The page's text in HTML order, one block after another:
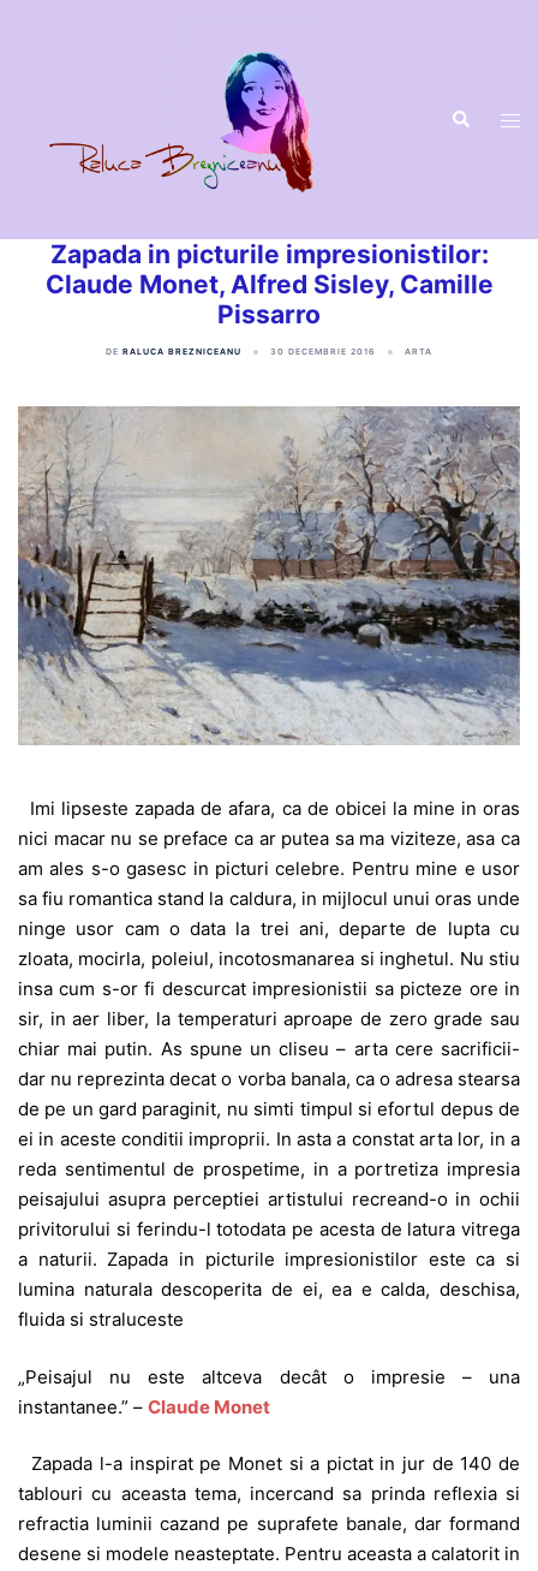
Zapada in picturile impresionistilor:
Claude Monet, Alfred Sisley, Camille
Pissarro
DE RALUCA BREZNICEANU 30 DECEMBRIE 2016 ARTA
Imi lipseste zapada de afara, ca de obicei la mine in oras
nici macar nu se preface ca ar putea sa ma viziteze, asa ca
am ales s-o gasesc in picturi celebre. Pentru mine e usor
sa fiu romantica stand la caldura, in mijlocul unui oras unde
ninge usor cam o data la trei ani, departe de lupta cu
zloata, mocirla, poleiul, incotosmanarea si inghetul. Nu stiu
insa cum s-or fi descurcat impresionistii sa picteze ore in
sir, in aer liber, la temperaturi aproape de zero grade sau
chiar mai putin. As spune un cliseu – arta cere sacrificii-
dar nu reprezinta decat o vorba banala, ca o adresa stearsa
de pe un gard paraginit, nu simti timpul si efortul depus de
ei in aceste conditii improprii. In asta a constat arta lor, in a
reda sentimentul de prospetime, in a portretiza impresia
peisajului asupra perceptiei artistului recreand-o in ochii
privitorului si ferindu-l totodata pe acesta de latura vitrega
a naturii. Zapada in picturile impresionistilor este ca si
lumina naturala descoperita de ei, ea e calda, deschisa,
fluida si straluceste
„Peisajul nu este altceva decât o impresie – una
instantanee.” – Claude Monet
Zapada l-a inspirat pe Monet si a pictat in jur de 140 de
tablouri cu aceasta tema, incercand sa prinda reflexia si
refractia luminii cazand pe suprafete banale, dar formand
desene si modele neasteptate. Pentru aceasta a calatorit in